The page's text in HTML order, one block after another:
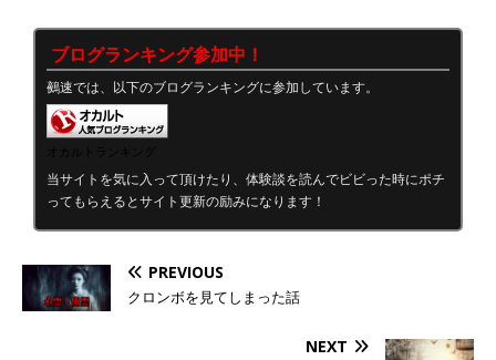
ブログランキング参加中！
鵺速では、以下のブログランキングに参加しています。
当サイトを気に入って頂けたり、体験談を読んでビビった時にポチ
ってもらえるとサイト更新の励みになります！
PREVIOUS
クロンボを見てしまった話
NEXT